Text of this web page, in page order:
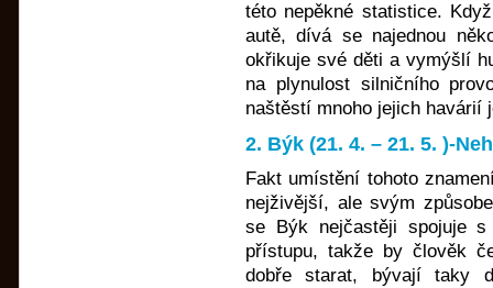
této nepěkné statistice.
autě, dívá se najednou
okřikuje své děti a vymýšlí
na plynulost silničního
naštěstí mnoho jejich havárií
2. Býk (21. 4. – 21. 5. )-
Fakt umístění tohoto
nejživější, ale svým
se Býk nejčastěji spojuje s
přístupu, takže by člověk
dobře starat, bývají taky